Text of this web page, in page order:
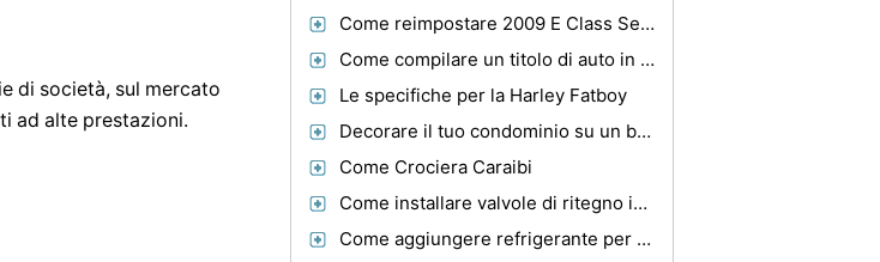
di società, sul mercato
ad alte prestazioni.
Come reimpostare 2009 E Class Service
Come compilare un titolo di auto in Illinois
Le specifiche per la Harley Fatboy
Decorare il tuo condominio su un bilancio
Come Crociera Caraibi
Come installare valvole di ritegno in una sospensione pneumatica
Come aggiungere refrigerante per un Grand Marquis 2000